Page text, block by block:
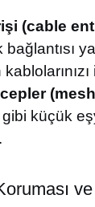
(cable
bağlantısı
küçük